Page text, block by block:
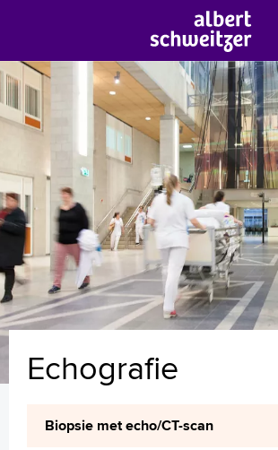
Homepage
Praktische informatie
Specialismen
Werken en leren
Medewerkers
Contact
MijnASz
Verwijzers
Echografie
Biopsie met echo/CT-scan